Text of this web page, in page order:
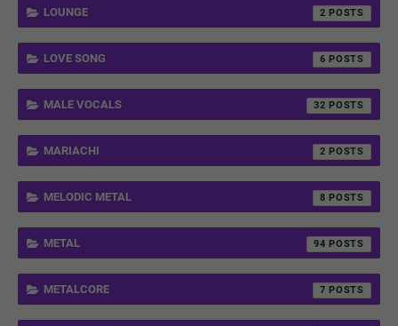
LOUNGE 2
LOVE SONG 6
MALE VOCALS 32
MARIACHI 2
MELODIC METAL 8
METAL 94
METALCORE 7